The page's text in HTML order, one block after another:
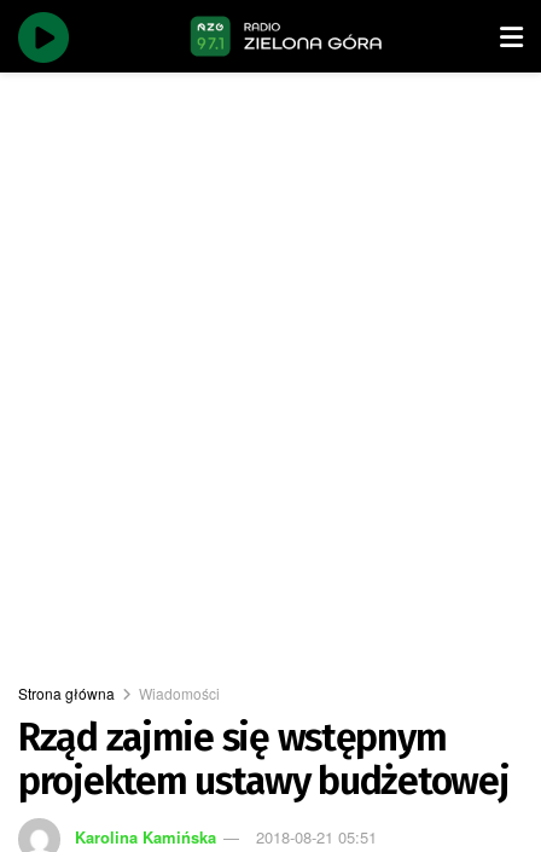
Strona główna Wiadomości
Rząd zajmie się wstępnym
projektem ustawy budżetowej
Karolina Kamińska 2018-08-21 05:51